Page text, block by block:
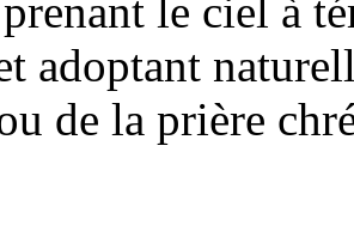
prenant le ciel à
adoptant
de la prière